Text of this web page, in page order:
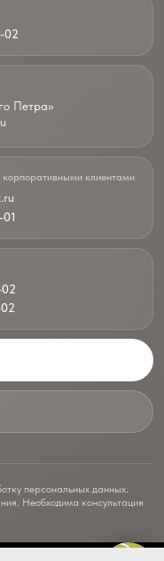
02
Петра»
клиентами
персональных данных.
Необходима консультация